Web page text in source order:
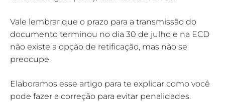
Vale lembrar que o prazo para a transmissão do
documento terminou no dia 30 de julho e na ECD
não existe a opção de retificação, mas não se
preocupe.
Elaboramos esse artigo para te explicar como você
pode fazer a correção para evitar penalidades.